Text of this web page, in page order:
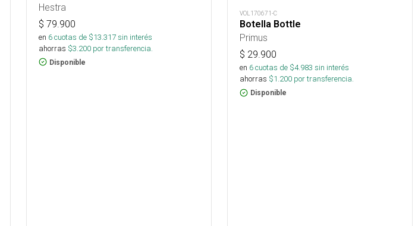
Hestra
$ 79.900
en 6cuotas de $13.317sin interés
ahorras $3.200 por transferencia.
Disponible
VOL170671-C
Botella Bottle
Primus
$ 29.900
en 6cuotas de $4.983 sin interés
ahorras $1.200 por transferencia.
Disponible